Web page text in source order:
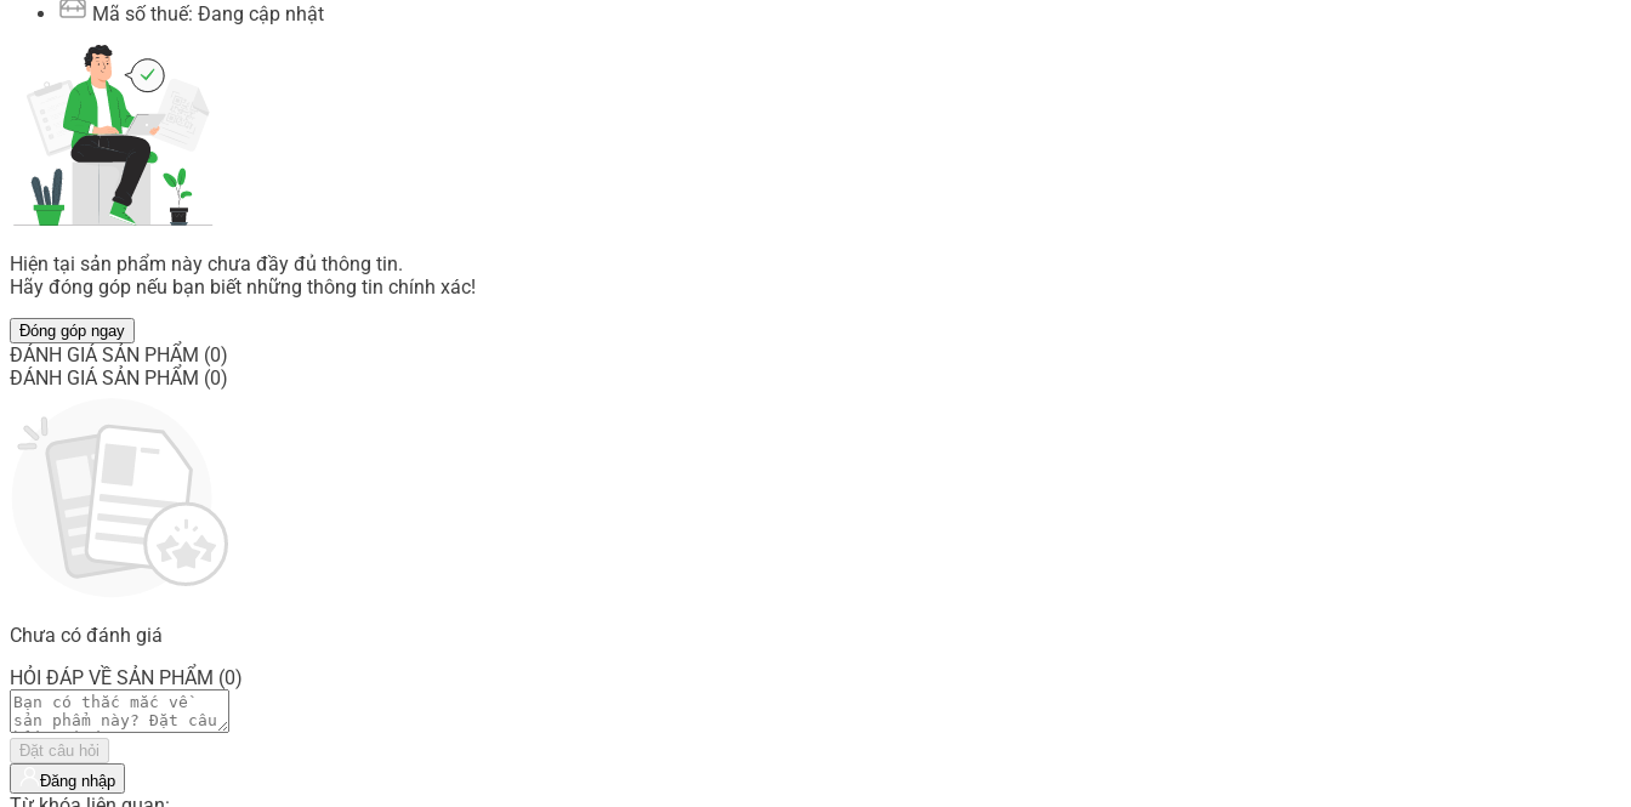
Mã số thuế: Đang cập nhật
Hiện tại sản phẩm này chưa đầy đủ thông tin.
Hãy đóng góp nếu bạn biết những thông tin chính xác!
Đóng góp ngay
ĐÁNH GIÁ SẢN PHẨM (0)
ĐÁNH GIÁ SẢN PHẨM (0)
Chưa có đánh giá
HỎI ĐÁP VỀ SẢN PHẨM (0)
Đặt câu hỏi
Đăng nhập